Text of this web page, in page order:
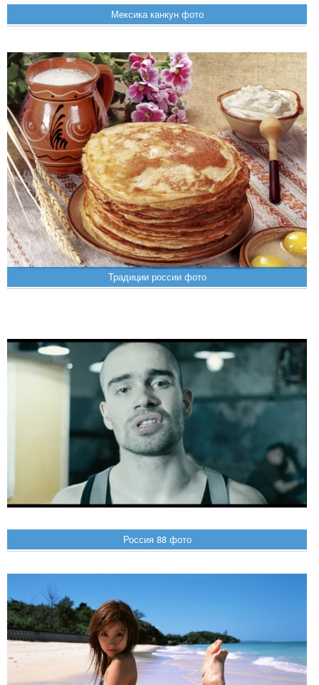
Мексика канкун фото
Традиции россии фото
Россия 88 фото